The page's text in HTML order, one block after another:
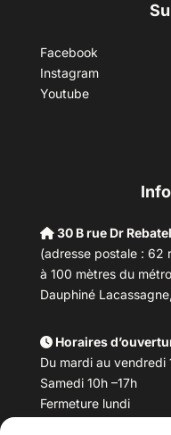
Facebook
Instagram
Youtube
30 B rue Dr
(adresse postale : 62
à 100 mètres du
Dauphiné
Horaires
Du mardi au vendredi
Samedi 10h –17h
Fermeture lundi